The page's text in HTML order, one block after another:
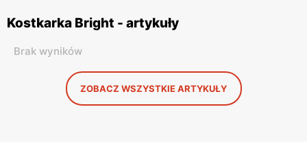
Kostkarka Bright - artykuły
Brak wyników
ZOBACZ WSZYSTKIE ARTYKUŁY